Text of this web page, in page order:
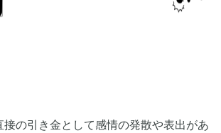
接の引き金として感情の発散や表出があ